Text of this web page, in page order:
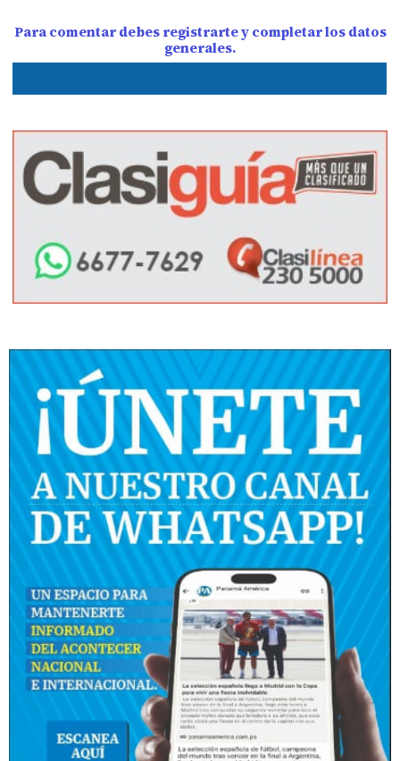
Para comentar debes registrarte y completar los datos
generales.